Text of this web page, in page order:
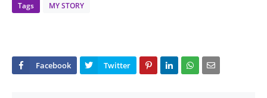
Tags MY STORY